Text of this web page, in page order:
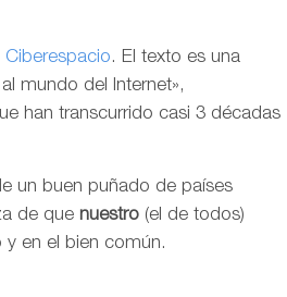
. El texto es una
mundo del Internet»,
han transcurrido casi 3 décadas
un buen puñado de países
de que nuestro (el de todos)
en el bien común.